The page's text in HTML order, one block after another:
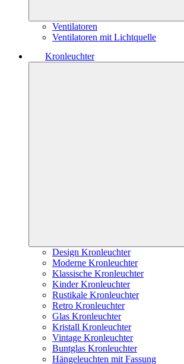
Ventilatoren
Ventilatoren mit Lichtquelle
Kronleuchter
Design Kronleuchter
Moderne Kronleuchter
Klassische Kronleuchter
Kinder Kronleuchter
Rustikale Kronleuchter
Retro Kronleuchter
Glas Kronleuchter
Kristall Kronleuchter
Vintage Kronleuchter
Buntglas Kronleuchter
Hängeleuchten mit Fassung